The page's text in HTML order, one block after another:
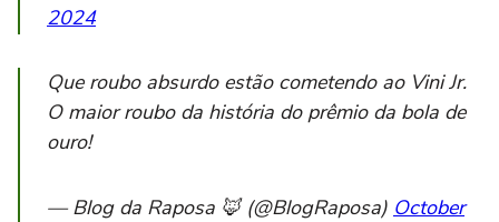
2024
Que roubo absurdo estão cometendo ao Vini Jr.
O maior roubo da história do prêmio da bola de
ouro!
— Blog da Raposa 🦊 (@BlogRaposa) October